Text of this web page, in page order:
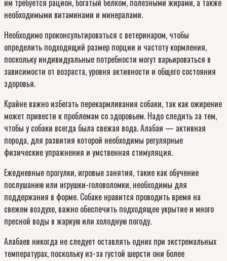
необходимыми витаминами и минералами.
Необходимо проконсультироваться с ветеринаром, чтобы
определить подходящий размер порции и частоту кормления,
поскольку индивидуальные потребности могут варьироваться в
зависимости от возраста, уровня активности и общего состояния
здоровья.
Крайне важно избегать перекармливания собаки, так как ожирение
может привести к проблемам со здоровьем. Надо следить за тем,
чтобы у собаки всегда была свежая вода. Алабаи — активная
порода, для развития которой необходимы регулярные
физические упражнения и умственная стимуляция.
Ежедневные прогулки, игровые занятия, такие как обучение
послушанию или игрушки-головоломки, необходимы для
поддержания в форме. Собаке нравится проводить время на
свежем воздухе, важно обеспечить подходящее укрытие и много
пресной воды в жаркую или холодную погоду.
Алабаев никогда не следует оставлять одних при экстремальных
температурах, поскольку из-за густой шерсти они более